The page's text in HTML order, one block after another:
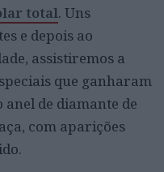
total. Uns
e depois ao
assistiremos a
que ganharam
de diamante de
com aparições